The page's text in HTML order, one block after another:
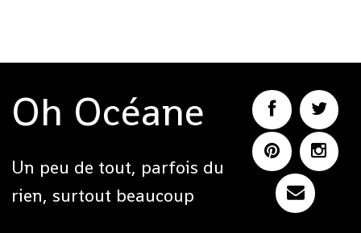
Oh Océane
Un peu de tout, parfois du
rien, surtout beaucoup